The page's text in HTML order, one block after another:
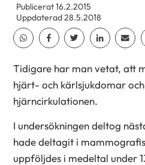
Publicerat 16.2.2015
Uppdaterad 28.5.2018
Dela Whatsapp
Dela Facebook
Dela TwitterDela Linkedin
Dela
Tidigare har man vetat, att
hjärt- och kärlsjukdomar
hjärncirkulationen.
I undersökningen deltog
hade deltagit i
uppföljdes i medeltal under